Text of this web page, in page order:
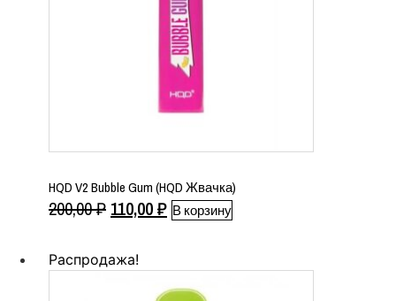
HQD V2 Bubble Gum (HQD Жвачка)
200,00₽ Первоначальная
составляла
200,00 ₽.
110,00₽Текущая
В корзину
Распродажа!